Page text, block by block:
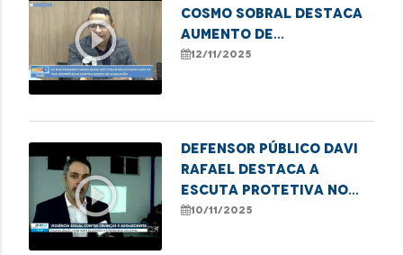
play_circle_outline
Cosmo Sobral destaca
aumento de
atendimentos por
12/11/2025
play_circle_outline
Defensor Público Davi
Rafael destaca a
escuta protetiva no
combate à violência
10/11/2025